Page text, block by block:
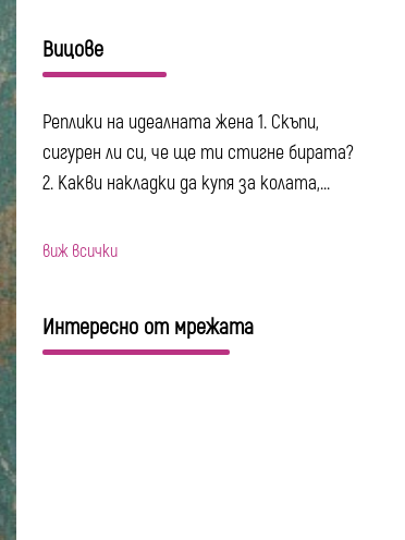
Вицове
Реплики на идеалната жена 1. Скъпи,
сигурен ли си, че ще ти стигне бирата?
2. Какви накладки да купя за колата,...
виж всички
Интересно от мрежата